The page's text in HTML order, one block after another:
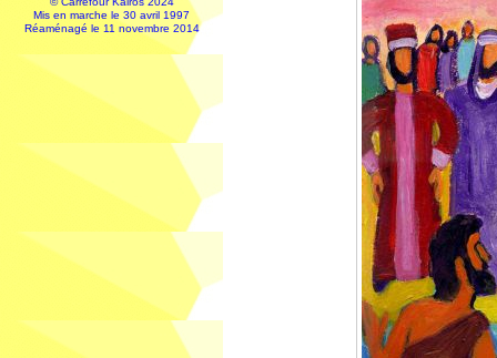
Mis en marche le 30 avril 1997
Réaménagé le 11 novembre 2014